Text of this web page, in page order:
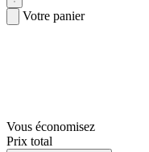
Votre panier
Vous économisez
Prix total